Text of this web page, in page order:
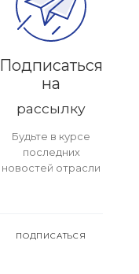
Подписаться
на
рассылку
Будьте в курсе
последних
новостей отрасли
ПОДПИСАТЬСЯ